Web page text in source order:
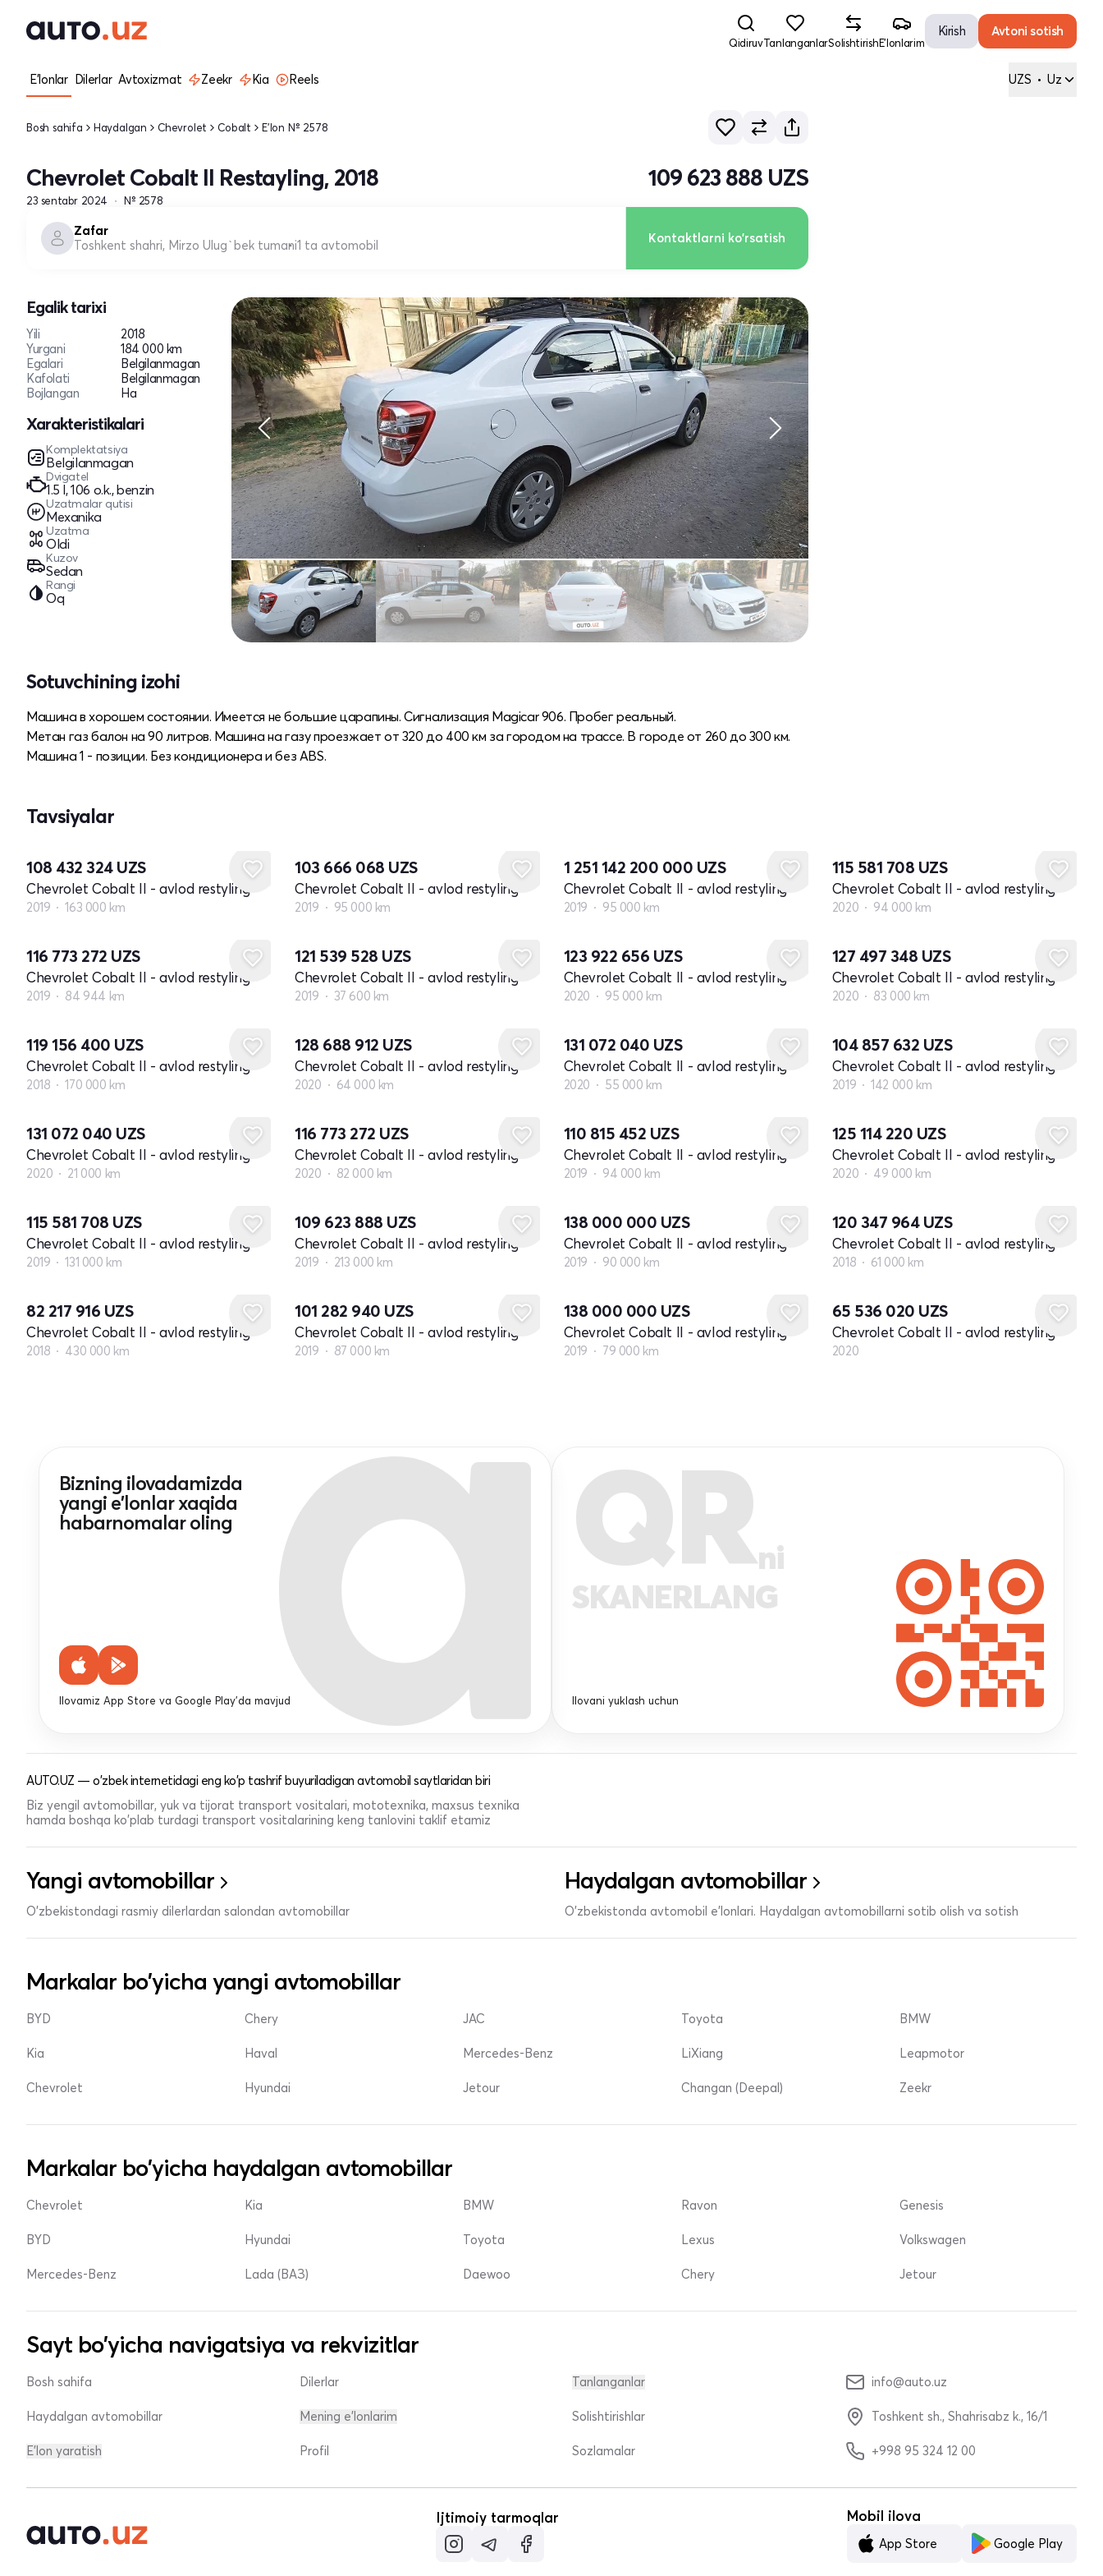
QidiruvTanlanganlarSolishtirishE'lonlarim
Kirish Avtoni sotish
E'lonlar Dilerlar Avtoxizmat Zeekr Kia Reels UZS • Uz
Bosh sahifa Haydalgan Chevrolet Cobalt E'lon № 2578
Chevrolet Cobalt II Restayling, 2018
23 sentabr 2024 № 2578
109 623 888 UZS
Zafar
Toshkent shahri, Mirzo Ulug`bek tumani1 ta avtomobil Kontaktlarni ko'rsatish
Egalik tarixi
Yili
2018
Yurgani
184 000 km
Egalari
Belgilanmagan
Kafolati
Belgilanmagan
Bojlangan
Ha
Xarakteristikalari
Komplektatsiya
Belgilanmagan
Dvigatel
1.5 l, 106 o.k., benzin
Uzatmalar qutisi
Mexanika
Uzatma
Oldi
Kuzov
Sedan
Rangi
Oq
Sotuvchining izohi
Машина в хорошем состоянии. Имеется не большие царапины. Сигнализация Magicar 906. Пробег реальный.
Метан газ балон на 90 литров. Машина на газу проезжает от 320 до 400 км за городом на трассе. В городе от 260 до 300 км.
Машина 1 - позиции. Без кондиционера и без ABS.
Tavsiyalar
108 432 324 UZS
Chevrolet Cobalt II - avlod restyling
2019 163 000 km
103 666 068 UZS
Chevrolet Cobalt II - avlod restyling
2019 95 000 km
1 251 142 200 000 UZS
Chevrolet Cobalt II - avlod restyling
2019 95 000 km
115 581 708 UZS
Chevrolet Cobalt II - avlod restyling
2020 94 000 km
116 773 272 UZS
Chevrolet Cobalt II - avlod restyling
2019 84 944 km
121 539 528 UZS
Chevrolet Cobalt II - avlod restyling
2019 37 600 km
123 922 656 UZS
Chevrolet Cobalt II - avlod restyling
2020 95 000 km
127 497 348 UZS
Chevrolet Cobalt II - avlod restyling
2020 83 000 km
119 156 400 UZS
Chevrolet Cobalt II - avlod restyling
2018 170 000 km
128 688 912 UZS
Chevrolet Cobalt II - avlod restyling
2020 64 000 km
131 072 040 UZS
Chevrolet Cobalt II - avlod restyling
2020 55 000 km
104 857 632 UZS
Chevrolet Cobalt II - avlod restyling
2019 142 000 km
131 072 040 UZS
Chevrolet Cobalt II - avlod restyling
2020 21 000 km
116 773 272 UZS
Chevrolet Cobalt II - avlod restyling
2020 82 000 km
110 815 452 UZS
Chevrolet Cobalt II - avlod restyling
2019 94 000 km
125 114 220 UZS
Chevrolet Cobalt II - avlod restyling
2020 49 000 km
115 581 708 UZS
Chevrolet Cobalt II - avlod restyling
2019 131 000 km
109 623 888 UZS
Chevrolet Cobalt II - avlod restyling
2019 213 000 km
138 000 000 UZS
Chevrolet Cobalt II - avlod restyling
2019 90 000 km
120 347 964 UZS
Chevrolet Cobalt II - avlod restyling
2018 61 000 km
82 217 916 UZS
Chevrolet Cobalt II - avlod restyling
2018 430 000 km
101 282 940 UZS
Chevrolet Cobalt II - avlod restyling
2019 87 000 km
138 000 000 UZS
Chevrolet Cobalt II - avlod restyling
2019 79 000 km
65 536 020 UZS
Chevrolet Cobalt II - avlod restyling
2020
Bizning ilovadamizda
yangi e'lonlar xaqida
habarnomalar oling
Ilovamiz App Store va Google Play'da mavjud
QRni
SKANERLANG
Ilovani yuklash uchun
AUTO.UZ — o'zbek internetidagi eng ko'p tashrif buyuriladigan avtomobil saytlaridan biri
Biz yengil avtomobillar, yuk va tijorat transport vositalari, mototexnika, maxsus texnika
hamda boshqa ko'plab turdagi transport vositalarining keng tanlovini taklif etamiz
Yangi avtomobillar
O'zbekistondagi rasmiy dilerlardan salondan avtomobillar
Haydalgan avtomobillar
O'zbekistonda avtomobil e’lonlari. Haydalgan avtomobillarni sotib olish va sotish
Markalar bo'yicha yangi avtomobillar
BYD
Kia
Chevrolet
Chery
Haval
Hyundai
JAC
Mercedes-Benz
Jetour
Toyota
LiXiang
Changan (Deepal)
BMW
Leapmotor
Zeekr
Markalar bo'yicha haydalgan avtomobillar
Chevrolet
BYD
Mercedes-Benz
Kia
Hyundai
Lada (ВАЗ)
BMW
Toyota
Daewoo
Ravon
Lexus
Chery
Genesis
Volkswagen
Jetour
Sayt bo'yicha navigatsiya va rekvizitlar
Bosh sahifa
Haydalgan avtomobillar
E'lon yaratish
Dilerlar
Mening e'lonlarim
Profil
Tanlanganlar
Solishtirishlar
Sozlamalar
info@auto.uz
Toshkent sh., Shahrisabz k., 16/1
+998 95 324 12 00
Ijtimoiy tarmoqlar Mobil ilova
App Store Google Play